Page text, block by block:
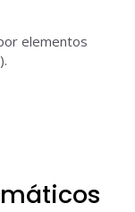
elementos